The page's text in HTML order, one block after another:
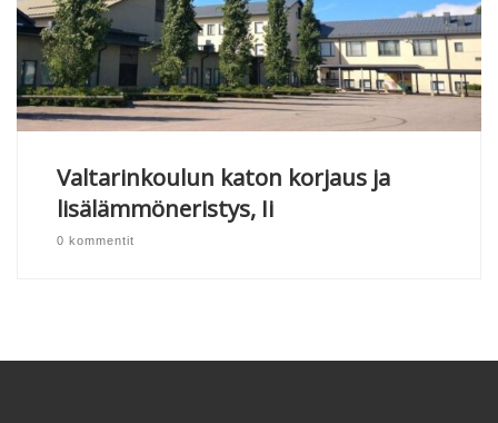
Valtarinkoulun katon korjaus ja
lisälämmöneristys, Ii
0 kommentit